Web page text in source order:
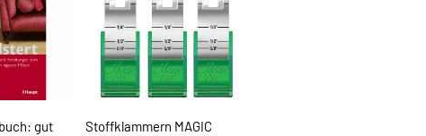
gut
Stoffklammern MAGIC